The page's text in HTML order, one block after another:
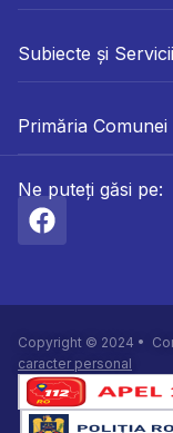
Subiecte și Servicii
Primăria Comunei
Ne puteți găsi pe:
Copyright © 2024 •
caracter personal